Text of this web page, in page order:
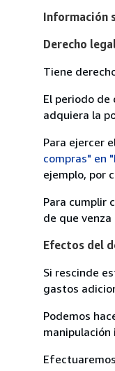
Información
Derecho
Tiene
El periodo
adquiera la
Para ejercer
compras" en
ejemplo, por
Para cumplir
de que
Efectos del
Si rescinde
gastos
Podemos
manipulación